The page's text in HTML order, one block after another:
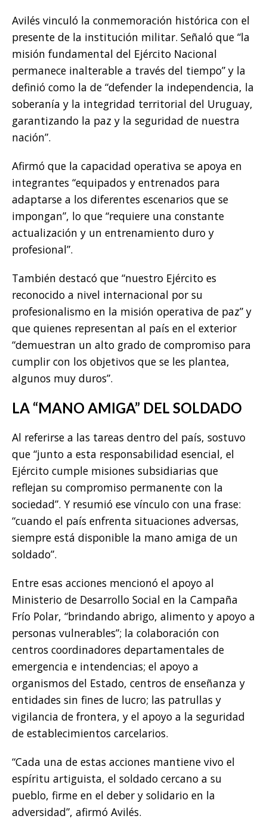
Avilés vinculó la conmemoración histórica con el
presente de la institución militar. Señaló que “la
misión fundamental del Ejército Nacional
permanece inalterable a través del tiempo” y la
definió como la de “defender la independencia, la
soberanía y la integridad territorial del Uruguay,
garantizando la paz y la seguridad de nuestra
nación”.
Afirmó que la capacidad operativa se apoya en
integrantes “equipados y entrenados para
adaptarse a los diferentes escenarios que se
impongan”, lo que “requiere una constante
actualización y un entrenamiento duro y
profesional”.
También destacó que “nuestro Ejército es
reconocido a nivel internacional por su
profesionalismo en la misión operativa de paz” y
que quienes representan al país en el exterior
“demuestran un alto grado de compromiso para
cumplir con los objetivos que se les plantea,
algunos muy duros”.
LA “MANO AMIGA” DEL SOLDADO
Al referirse a las tareas dentro del país, sostuvo
que “junto a esta responsabilidad esencial, el
Ejército cumple misiones subsidiarias que
reflejan su compromiso permanente con la
sociedad”. Y resumió ese vínculo con una frase:
“cuando el país enfrenta situaciones adversas,
siempre está disponible la mano amiga de un
soldado”.
Entre esas acciones mencionó el apoyo al
Ministerio de Desarrollo Social en la Campaña
Frío Polar, “brindando abrigo, alimento y apoyo a
personas vulnerables”; la colaboración con
centros coordinadores departamentales de
emergencia e intendencias; el apoyo a
organismos del Estado, centros de enseñanza y
entidades sin fines de lucro; las patrullas y
vigilancia de frontera, y el apoyo a la seguridad
de establecimientos carcelarios.
“Cada una de estas acciones mantiene vivo el
espíritu artiguista, el soldado cercano a su
pueblo, firme en el deber y solidario en la
adversidad”, afirmó Avilés.